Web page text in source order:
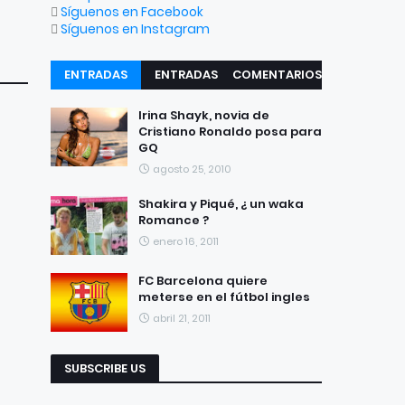
Síguenos en Facebook
Síguenos en Instagram
ENTRADAS
RECIENTES
ENTRADAS
COMENTARIOS
Irina Shayk, novia de
Cristiano Ronaldo posa para
GQ
agosto 25, 2010
Shakira y Piqué, ¿ un waka
Romance ?
enero 16, 2011
FC Barcelona quiere
meterse en el fútbol ingles
abril 21, 2011
SUBSCRIBE US